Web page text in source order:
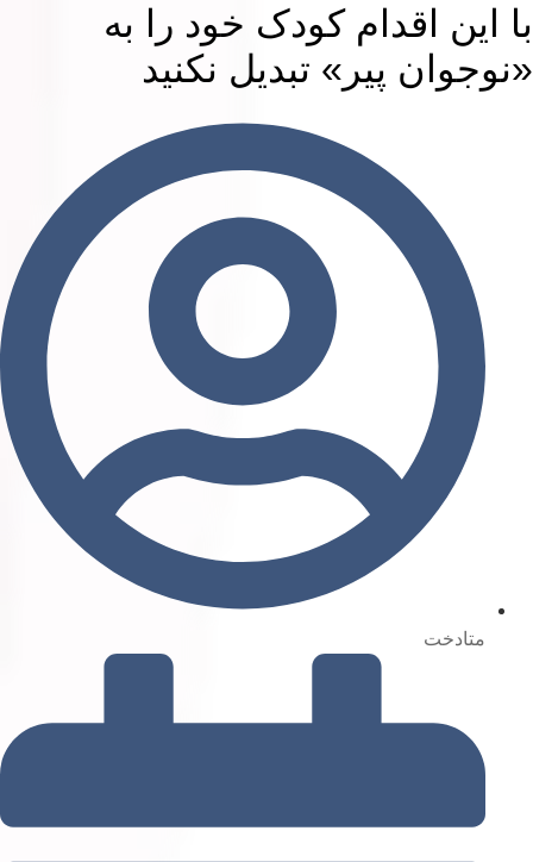
این اقدام کودک خود را به
پیر» تبدیل نکنید
متادخت